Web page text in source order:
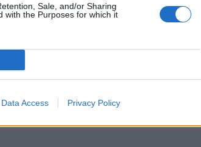
Sale, and/or Sharing
with the Purposes for which it
Data Access Privacy Policy
θα συμβεί